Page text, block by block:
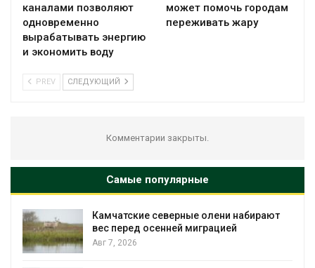
каналами позволяют
одновременно
вырабатывать энергию
и экономить воду
может помочь городам
переживать жару
PREV СЛЕДУЮЩИЙ
Комментарии закрыты.
Самые популярные
Камчатские северные олени набирают
вес перед осенней миграцией
Авг 7, 2026